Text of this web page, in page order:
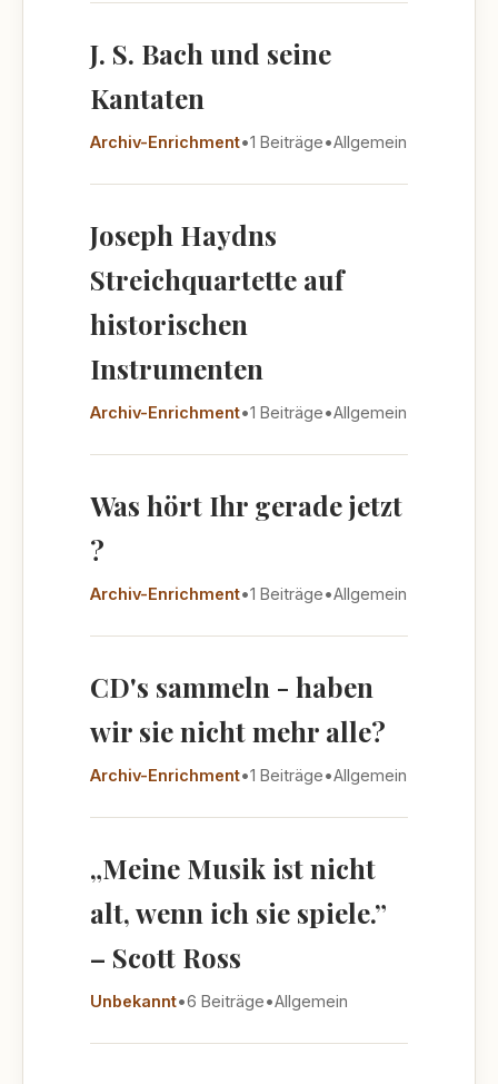
J. S. Bach und seine
Kantaten
Archiv-Enrichment•1 Beiträge•Allgemein
Joseph Haydns
Streichquartette auf
historischen
Instrumenten
Archiv-Enrichment•1 Beiträge•Allgemein
Was hört Ihr gerade jetzt
?
Archiv-Enrichment•1 Beiträge•Allgemein
CD's sammeln - haben
wir sie nicht mehr alle?
Archiv-Enrichment•1 Beiträge•Allgemein
„Meine Musik ist nicht
alt, wenn ich sie spiele.”
– Scott Ross
Unbekannt•6 Beiträge•Allgemein